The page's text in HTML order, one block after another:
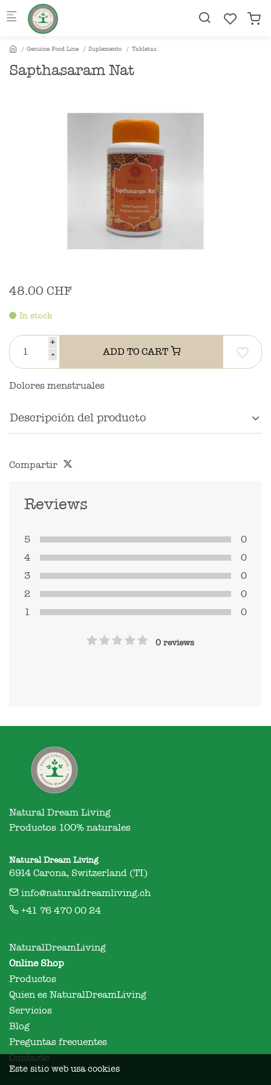
Skip to main content
Genuine Food Line Suplemento Tabletas
Sapthasaram Nat
48.00 CHF
In stock
+
-
ADD TO CART
Dolores menstruales
Descripción del producto
Compartir
Reviews
5
0
4
0
3
0
2
0
1
0
0 reviews
Natural Dream Living
Productos 100% naturales
Natural Dream Living
6914 Carona, Switzerland (TI)
info@naturaldreamliving.ch
+41 76 470 00 24
NaturalDreamLiving
Online Shop
Productos
Quien es NaturalDreamLiving
Servicios
Blog
Preguntas frecuentes
Contacto
Este sitio web usa cookies